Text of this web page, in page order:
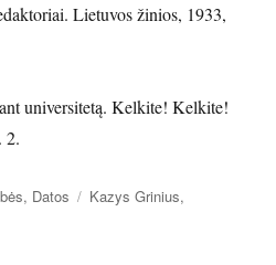
Lietuvos žinios, 1933,
universitetą. Kelkite! Kelkite!
2.
, Datos Žymos
Kazys Grinius,